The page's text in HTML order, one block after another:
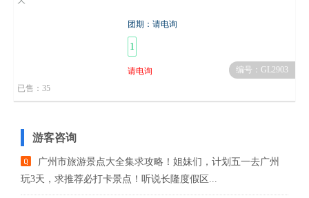
团期：请电询
1
请电询
编号：GL2903
已售：35
游客咨询
广州市旅游景点大全集求攻略！姐妹们，计划五一去广州
玩3天，求推荐必打卡景点！听说长隆度假区...